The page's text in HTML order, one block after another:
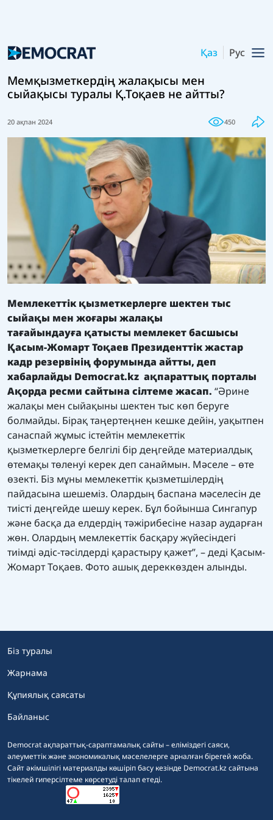
Қаз Рус
Мемқызметкердің жалақысы мен
сыйақысы туралы Қ.Тоқаев не айтты?
20 ақпан 2024 450
Мемлекеттікқызметкерлерге шектен тыс
сыйақы мен жоғары жалақы
тағайындауға қатысты мемлекет басшысы
Қасым-Жомарт Тоқаев Президенттік жастар
кадр резервінің форумында айтты, деп
хабарлайды Democrat.kz ақпараттық порталы
Ақорда ресми сайтына сілтеме жасап. “Әрине
жалақы мен сыйақыны шектен тыс көп беруге
болмайды. Бірақ таңертеңнен кешке дейін, уақытпен
санаспай жұмыс істейтін мемлекеттік
қызметкерлерге белгілі бір деңгейде материалдық
өтемақы төленуі керек деп санаймын. Мәселе – өте
өзекті. Біз мұны мемлекеттік қызметшілердің
пайдасына шешеміз. Олардың баспана мәселесін де
тиісті деңгейде шешу керек. Бұл бойынша Сингапур
және басқа да елдердің тәжірибесіне назар аударған
жөн. Олардың мемлекеттік басқару жүйесіндегі
тиімді әдіс-тәсілдерді қарастыру қажет”, – деді Қасым-
Жомарт Тоқаев. Фото ашық дереккөзден алынды.
Democrat ақпараттық-сараптамалық сайты – еліміздегі саяси,
әлеуметтік және экономикалық мәселелерге арналған бірегей жоба.
Сайт әкімшілігі материалды көшіріп басу кезінде Democrat.kz сайтына
тікелей гиперсілтеме көрсетуді талап етеді.
Біз туралы
Жарнама
Құпиялық саясаты
Байланыс